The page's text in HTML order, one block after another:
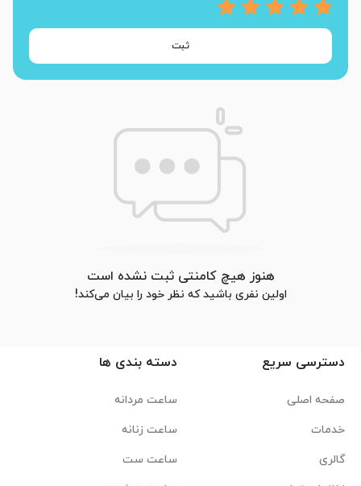
ثبت
هنوز هیچ کامنتی ثبت نشده است
اولین نفری باشید که نظر خود را بیان می‌کند!
دسترسی سریع
صفحه اصلی
خدمات
گالری
دسته بندی ها
ساعت مردانه
ساعت زنانه
ساعت ست